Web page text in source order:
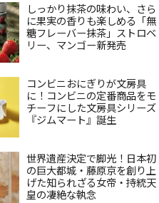
しっかり抹茶の味わい、さら
に果実の香りも楽しめる「無
糖フレーバー抹茶」ストロベ
リー、マンゴー新発売
コンビニおにぎりが文房具
に！コンビニの定番商品をモ
チーフにした文房具シリーズ
『ジムマート』誕生
世界遺産決定で脚光！日本初
の巨大都城・藤原京を創り上
げた知られざる女帝・持統天
皇の凄絶な執念